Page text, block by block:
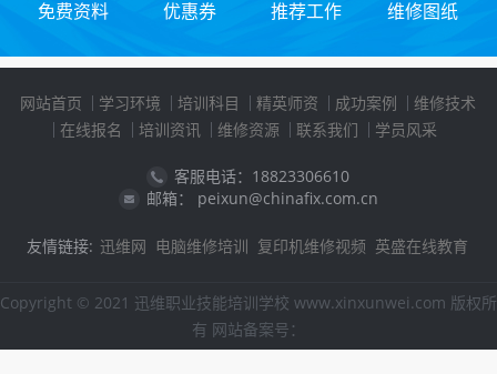
免费资料 优惠券 推荐工作 维修图纸
网站首页 学习环境 培训科目 精英师资 成功案例
维修技术
在线报名
培训资讯 维修资源 联系我们 学员风采
客服电话：18823306610
邮箱： peixun@chinafix.com.cn
友情链接: 迅维网 电脑维修培训 复印机维修视频 英盛在线教育
Copyright © 2021 迅维职业技能培训学校 www.xinxunwei.com 版权所
有 网站备案号：